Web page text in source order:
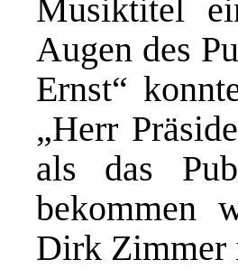
Musiktitel
Augen des
Ernst“
„Herr
als das
bekommen
Dirk Zimmer